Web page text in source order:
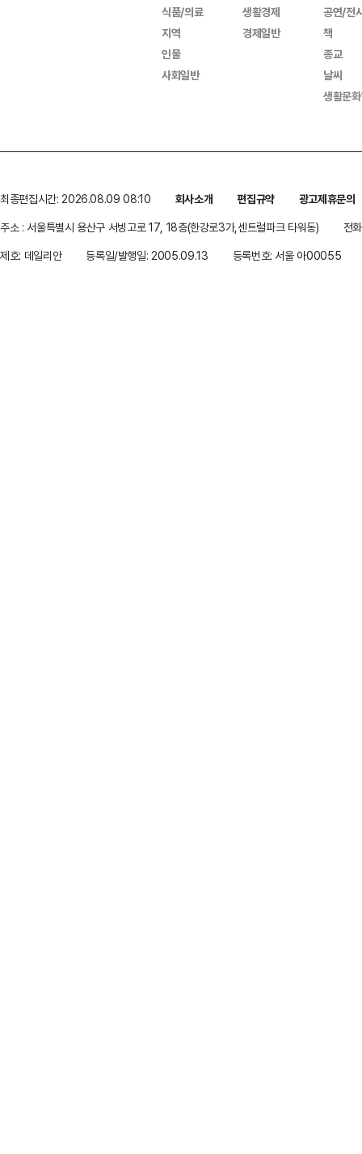
식품/의료
지역
인물
사회일반
생활경제
경제일반
공연/전
책
종교
날씨
생활문
최종편집시간: 2026.08.09 08:10 회사소개 편집규약
광고제휴문의
주소 : 서울특별시 용산구 서빙고로 17, 18층(한강로3가,센트럴파크 타워동)
전
제호: 데일리안
등록일/발행일: 2005.09.13 등록번호: 서울 아00055